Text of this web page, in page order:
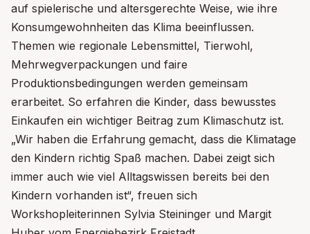
auf spielerische und altersgerechte Weise, wie ihre
Konsumgewohnheiten das Klima beeinflussen.
Themen wie regionale Lebensmittel, Tierwohl,
Mehrwegverpackungen und faire
Produktionsbedingungen werden gemeinsam
erarbeitet. So erfahren die Kinder, dass bewusstes
Einkaufen ein wichtiger Beitrag zum Klimaschutz ist.
„Wir haben die Erfahrung gemacht, dass die Klimatage
den Kindern richtig Spaß machen. Dabei zeigt sich
immer auch wie viel Alltagswissen bereits bei den
Kindern vorhanden ist“, freuen sich
Workshopleiterinnen Sylvia Steininger und Margit